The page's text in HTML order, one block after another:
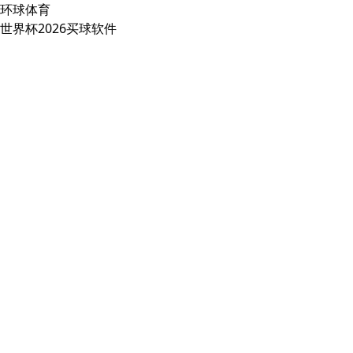
环球体育
世界杯2026买球软件